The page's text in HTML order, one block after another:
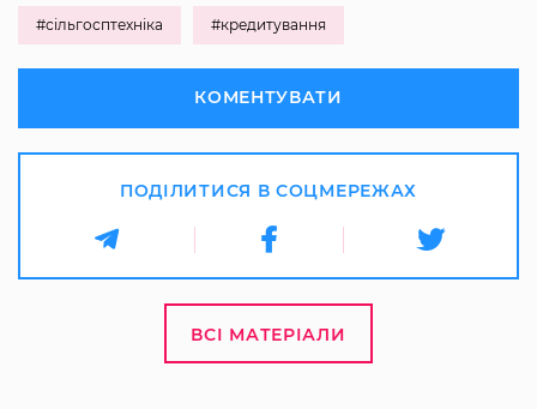
#сільгосптехніка #кредитування
КОМЕНТУВАТИ
ПОДІЛИТИСЯ В СОЦМЕРЕЖАХ
ВСІ МАТЕРІАЛИ